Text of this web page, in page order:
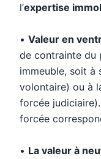
l’expertise
• Valeur en
de contrainte du
immeuble, soit à
volontaire) ou à
forcée
forcée
• La valeur à